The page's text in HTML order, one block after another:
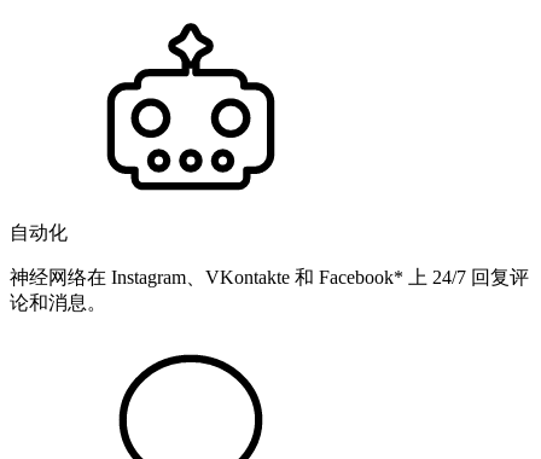
自动化
神经网络在 Instagram、VKontakte 和 Facebook* 上 24/7 回复评
论和消息。